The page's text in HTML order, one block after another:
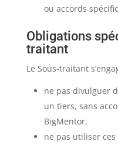
ou accords
Obligations
traitant
Le Sous-traitant
ne pas divulguer
un tiers, sans
BigMentor,
ne pas utiliser